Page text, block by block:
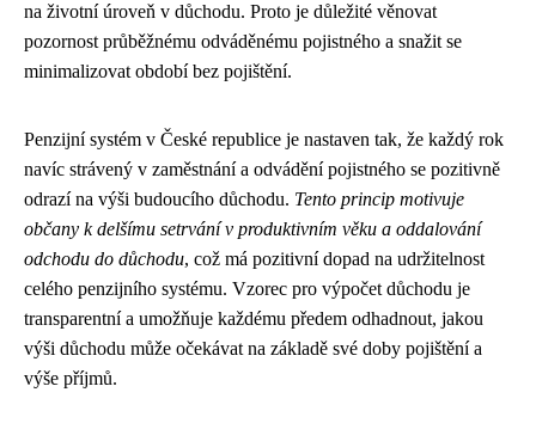
na životní úroveň v důchodu. Proto je důležité věnovat
pozornost průběžnému odváděnému pojistného a snažit se
minimalizovat období bez pojištění.
Penzijní systém v České republice je nastaven tak, že každý rok
navíc strávený v zaměstnání a odvádění pojistného se pozitivně
odrazí na výši budoucího důchodu. Tento princip motivuje
občany k delšímu setrvání v produktivním věku a oddalování
odchodu do důchodu, což má pozitivní dopad na udržitelnost
celého penzijního systému. Vzorec pro výpočet důchodu je
transparentní a umožňuje každému předem odhadnout, jakou
výši důchodu může očekávat na základě své doby pojištění a
výše příjmů.